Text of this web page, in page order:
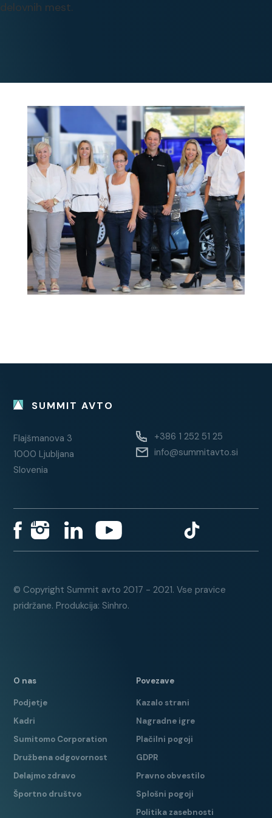
delovnih mest.
SUMMIT AVTO
Flajšmanova 3
1000 Ljubljana
Slovenia
+386 1 252 51 25
info@summitavto.si
© Copyright Summit avto 2017 - 2021. Vse pravice
pridržane. Produkcija: Sinhro.
O nas
Podjetje
Kadri
Sumitomo Corporation
Družbena odgovornost
Delajmo zdravo
Športno društvo
Povezave
Kazalo strani
Nagradne igre
Plačilni pogoji
GDPR
Pravno obvestilo
Splošni pogoji
Politika zasebnosti